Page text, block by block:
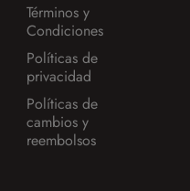
Términos y
Condiciones
Políticas de
privacidad
Políticas de
cambios y
reembolsos